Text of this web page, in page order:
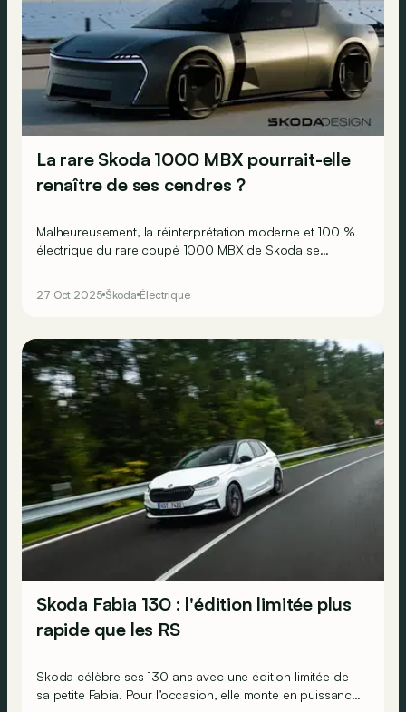
La rare Skoda 1000 MBX pourrait-elle
renaître de ses cendres ?
Malheureusement, la réinterprétation moderne et 100 %
électrique du rare coupé 1000 MBX de Skoda se
27 Oct 2025 Škoda Électrique
Skoda Fabia 130 : l'édition limitée plus
rapide que les RS
Skoda célèbre ses 130 ans avec une édition limitée de
sa petite Fabia. Pour l’occasion, elle monte en puissance,